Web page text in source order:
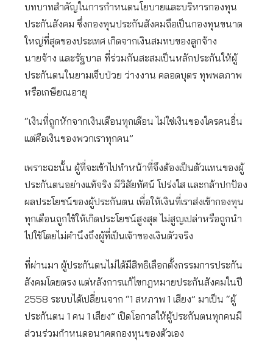
บทบาทสำคัญในการกำหนดนโยบายและบริหารกองทุน
ประกันสังคม ซึ่งกองทุนประกันสังคมถือเป็นกองทุนขนาด
ใหญ่ที่สุดของประเทศ เกิดจากเงินสมทบของลูกจ้าง
นายจ้าง และรัฐบาล ที่ร่วมกันสะสมเป็นหลักประกันให้ผู้
ประกันตนในยามเจ็บป่วย ว่างงาน คลอดบุตร ทุพพลภาพ
หรือเกษียณอายุ
“เงินที่ถูกหักจากเงินเดือนทุกเดือน ไม่ใช่เงินของใครคนอื่น
แต่คือเงินของพวกเราทุกคน”
เพราะฉะนั้น ผู้ที่จะเข้าไปทำหน้าที่จึงต้องเป็นตัวแทนของผู้
ประกันตนอย่างแท้จริง มีวิสัยทัศน์ โปร่งใส และกล้าปกป้อง
ผลประโยชน์ของผู้ประกันตน เพื่อให้เงินที่เราส่งเข้ากองทุน
ทุกเดือนถูกใช้ให้เกิดประโยชน์สูงสุด ไม่สูญเปล่าหรือถูกนำ
ไปใช้โดยไม่คำนึงถึงผู้ที่เป็นเจ้าของเงินตัวจริง
ที่ผ่านมา ผู้ประกันตนไม่ได้มีสิทธิเลือกตั้งกรรมการประกัน
สังคมโดยตรง แต่หลังการแก้ไขกฎหมายประกันสังคมในปี
2558 ระบบได้เปลี่ยนจาก “1 สหภาพ 1 เสียง” มาเป็น “ผู้
ประกันตน 1 คน 1 เสียง” เปิดโอกาสให้ผู้ประกันตนทุกคนมี
ส่วนร่วมกำหนดอนาคตกองทุนของตัวเอง